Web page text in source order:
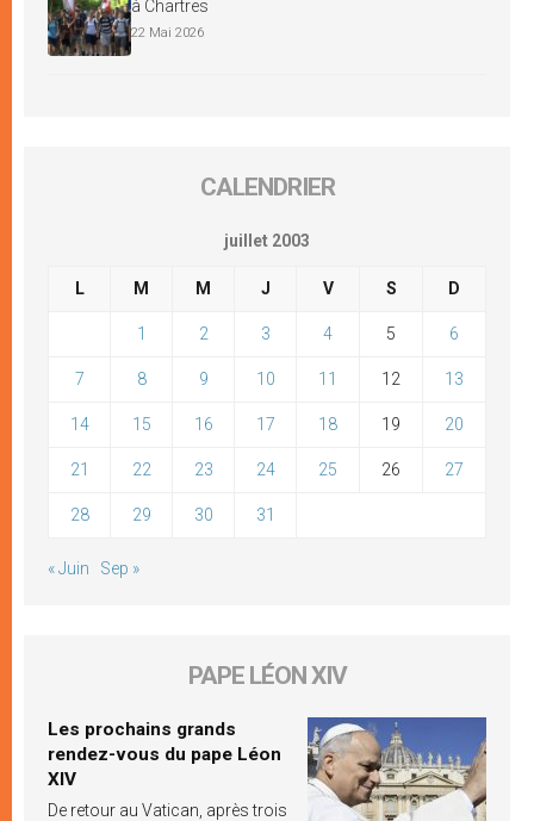
à Chartres
22 Mai 2026
CALENDRIER
juillet 2003
L M M J V S D
1 2 3 4 5 6
7 8 9 10 11 12 13
14 15 16 17 18 19 20
21 22 23 24 25 26 27
28 29 30 31
« Juin Sep »
PAPE LÉON XIV
Les prochains grands
rendez-vous du pape Léon
XIV
De retour au Vatican, après trois